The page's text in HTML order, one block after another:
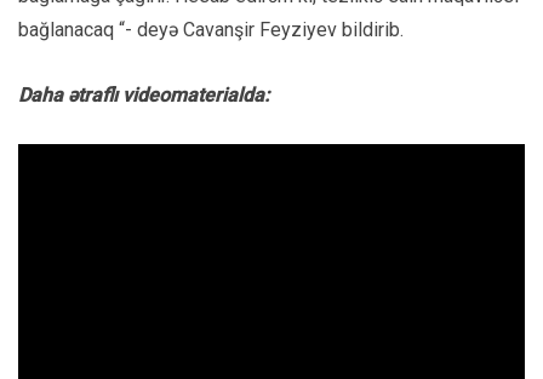
bağlanacaq “- deyə Cavanşir Feyziyev bildirib.
Daha ətraflı videomaterialda: